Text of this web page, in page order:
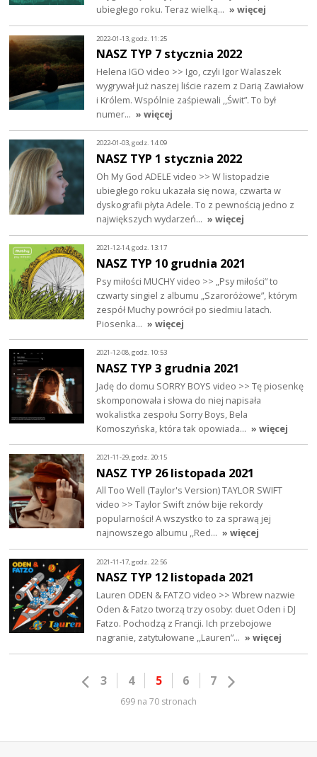
ubiegłego roku. Teraz wielką… » więcej
2022-01-13, godz. 11:25
NASZ TYP 7 stycznia 2022
Helena IGO video >> Igo, czyli Igor Walaszek
wygrywał już naszej liście razem z Darią Zawiałow
i Królem. Wspólnie zaśpiewali ,,Świt”. To był
numer… » więcej
2022-01-03, godz. 14:09
NASZ TYP 1 stycznia 2022
Oh My God ADELE video >> W listopadzie
ubiegłego roku ukazała się nowa, czwarta w
dyskografii płyta Adele. To z pewnością jedno z
największych wydarzeń… » więcej
2021-12-14, godz. 13:17
NASZ TYP 10 grudnia 2021
Psy miłości MUCHY video >> „Psy miłości” to
czwarty singiel z albumu „Szaroróżowe”, którym
zespół Muchy powrócił po siedmiu latach.
Piosenka… » więcej
2021-12-08, godz. 10:53
NASZ TYP 3 grudnia 2021
Jadę do domu SORRY BOYS video >> Tę piosenkę
skomponowała i słowa do niej napisała
wokalistka zespołu Sorry Boys, Bela
Komoszyńska, która tak opowiada… » więcej
2021-11-29, godz. 20:15
NASZ TYP 26 listopada 2021
All Too Well (Taylor's Version) TAYLOR SWIFT
video >> Taylor Swift znów bije rekordy
popularności! A wszystko to za sprawą jej
najnowszego albumu ,,Red… » więcej
2021-11-17, godz. 22:56
NASZ TYP 12 listopada 2021
Lauren ODEN & FATZO video >> Wbrew nazwie
Oden & Fatzo tworzą trzy osoby: duet Oden i DJ
Fatzo. Pochodzą z Francji. Ich przebojowe
nagranie, zatytułowane ,,Lauren”… » więcej
3 4 5 6 7
699 na 70 stronach